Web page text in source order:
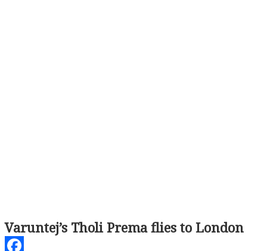
Varuntej’s Tholi Prema flies to London